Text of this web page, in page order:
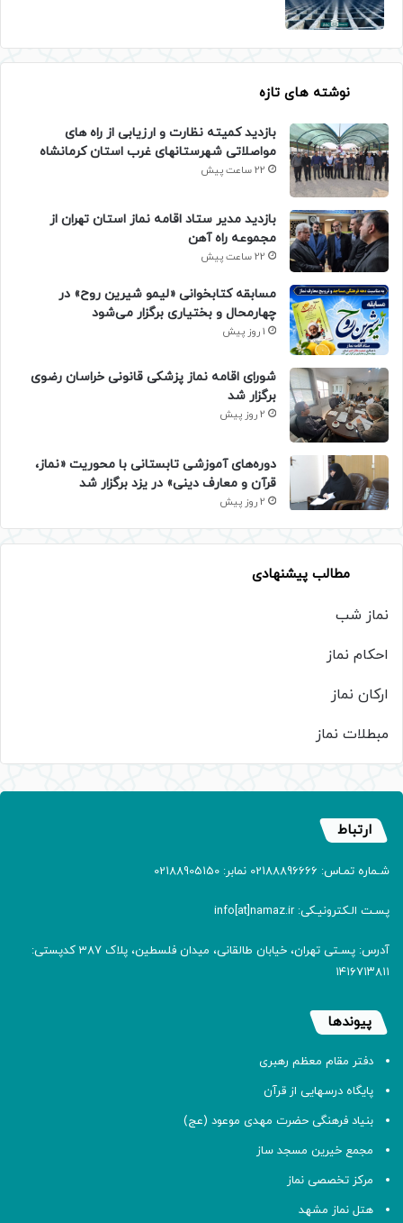
نوشته های تازه
بازدید کمیته نظارت و ارزیابی از راه های
مواصلاتی شهرستانهای غرب استان کرمانشاه
22 ساعت پیش
بازدید مدیر ستاد اقامه نماز استان تهران از
مجموعه راه آهن
22 ساعت پیش
مسابقه کتابخوانی «لیمو شیرین روح» در
چهارمحال و بختیاری برگزار می‌شود
1 روز پیش
شورای اقامه نماز پزشکی قانونی خراسان رضوی
برگزار شد
2 روز پیش
دوره‌های آموزشی تابستانی با محوریت «نماز،
قرآن و معارف دینی» در یزد برگزار شد
2 روز پیش
مطالب پیشنهادی
نماز شب
احکام نماز
ارکان نماز
مبطلات نماز
ارتباط
شـماره تمـاس: 02188896666 نمابر: 02188905150
پسـت الـکترونیـکی: info[at]namaz.ir
آدرس: پسـتی تهران، خیابان طالقانی، میدان فلسطین، پلاک 387 کدپستی:
۱۴۱۶۷۱۳۸۱۱
پیوندها
دفتر مقام معظم رهبری
پایگاه درسهایی از قرآن
بنیاد فرهنگی حضرت مهدی موعود (عج)
مجمع خیرین مسجد ساز
مرکز تخصصی نماز
هتل نماز مشهد